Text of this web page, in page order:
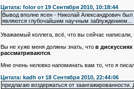
Цитата: folor от 19 Сентября 2010, 10:18:44
Вывод вполне ясен - Николай Александрович
являются глубочайшим научным заблуждением...
Уважаемый коллега, всё, что вы сейчас
Вы не хуже меня должны знать, что в
рассматриваются.
Мне очень неловко напоминать вам то, что я
Цитата: kadh от 18 Сентября 2010, 22:44:06
предлагаю воздержаться от